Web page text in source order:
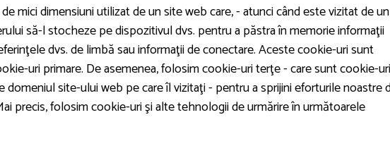
mici dimensiuni utilizat de un site web care, - atunci când este vizitat de un
să-l stocheze pe dispozitivul dvs. pentru a păstra în memorie informaţii
dvs. de limbă sau informaţii de conectare. Aceste cookie-uri sunt
uri primare. De asemenea, folosim cookie-uri terţe - care sunt cookie-uri
domeniul site-ului web pe care îl vizitaţi - pentru a sprijini eforturile noastre
precis, folosim cookie-uri şi alte tehnologii de urmărire în următoarele